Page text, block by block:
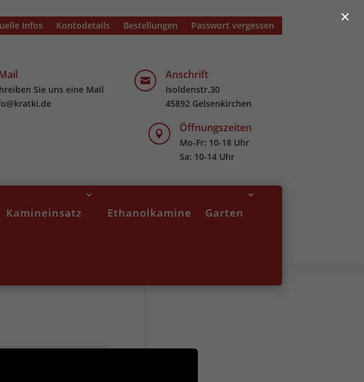
Infos Kontodetails Bestellungen Passwort vergessen
Sie uns eine Mail
 Anschrift
Isoldenstr.30
45892 Gelsenkirchen
 Öffnungszeiten
Mo-Fr: 10-18 Uhr
Sa: 10-14 Uhr
Kamineinsatz Ethanolkamine Garten
×